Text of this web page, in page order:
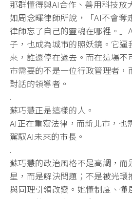
那群懂得與AI合作、 善用科技放
如周念暉律師所說，「AI不會奪
律師忘了自己的靈魂在哪裡。」
子，也成為城市的照妖鏡。它逼
來，誰還停在過去。而在這場不
市需要的不是一位行政管理者，
對話的領導者。
.
蘇巧慧正是這樣的人。
AI正在重寫法律，而新北市， 也
駕馭AI未來的市長。
.
蘇巧慧的政治風格不是高調，而
星， 而是解決問題；不是被光環
與同理引領改變。 她懂制度、懂